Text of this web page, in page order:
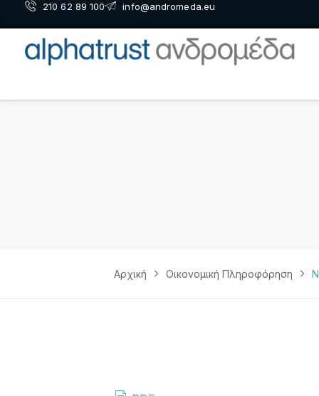
210 62 89 100 info@andromeda.eu
Αρχική Οικονομική Πληροφόρηση